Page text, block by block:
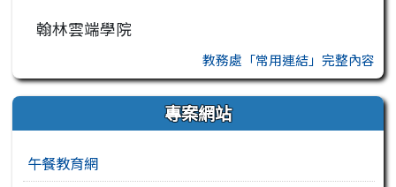
翰林雲端學院
教務處「常用連結」完整內容
專案網站
午餐教育網